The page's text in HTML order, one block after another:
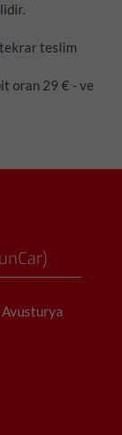
tekrar teslim
oran 29 € - ve